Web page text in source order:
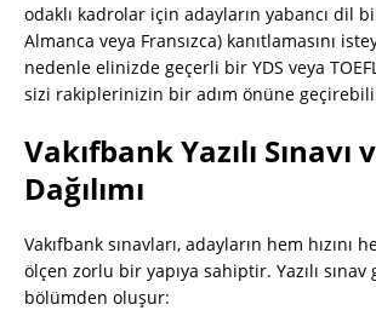
odaklı kadrolar için adayların yabancı dil
Almanca veya Fransızca) kanıtlamasını
nedenle elinizde geçerli bir YDS veya
sizi rakiplerinizin bir adım önüne
Vakıfbank Yazılı Sınavı
Dağılımı
Vakıfbank sınavları, adayların hem hızını
ölçen zorlu bir yapıya sahiptir. Yazılı
bölümden oluşur: